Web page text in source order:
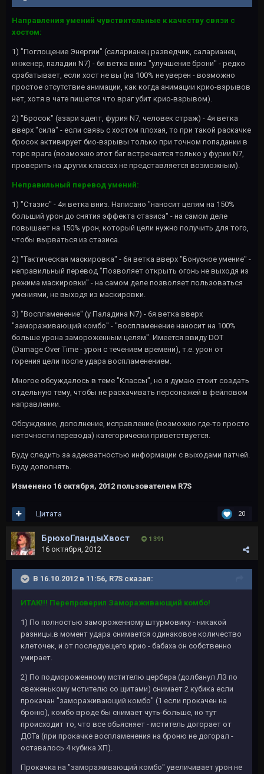
Направления умений чувствительные к качеству связи с
хостом:
1) "Поглощение Энергии" (саларианец разведчик, саларианец
инженер, паладин N7) - 6я ветка вниз "улучшение брони" - редко
срабатывает, если хост не вы (на 100% не уверен - возможно
простое отсутствие анимации, как когда анимации крио-взрывов
нет, хотя в чате пишется что враг убит крио-взрывом).
2) "Бросок" (азари адепт, фурия N7, человек страж) - 4я ветка
вверх "сила" - если связь с хостом плохая, то при такой раскачке
бросок активирует био-взрывы только при точном попадании в
торс врага (возможно этот баг встречается только у фурии N7,
проверить на других классах не представляется возможным).
Неправильный перевод умений:
1) "Стазис" - 4я ветка вниз. Написано "наносит целям на 150%
больший урон до снятия эффекта стазиса" - на самом деле
повышает на 150% урон, который цели нужно получить для того,
чтобы вырваться из стазиса.
2) "Тактическая маскировка" - 6я ветка вверх "Бонусное умение" -
неправильный перевод "Позволяет открыть огонь не выходя из
режима маскировки" - на самом деле позволяет пользоваться
умениями, не выходя из маскировки.
3) "Воспламенение" (у Паладина N7) - 6я ветка вверх
"замораживающий комбо" - "воспламенение наносит на 100%
больше урона замороженным целям". Имеется ввиду DOT
(Damage Over Time - урон с течением времени), т.е. урон от
горения цели после удара воспламенением.
Многое обсуждалось в теме "Классы", но я думаю стоит создать
отдельную тему, чтобы не раскачивать персонажей в фейловом
направлении.
Обсуждение, дополнение, исправление (возможно где-то просто
неточности перевода) категорически приветствуется.
Буду следить за адекватностью информации с выходами патчей.
Буду дополнять.
Изменено 16 октября, 2012 пользователем R7S
20
Цитата
БрюхоГландыХвост 1 391
16 октября, 2012
В 16.10.2012 в 11:56, R7S сказал:
ИТАК!!! Перепроверил Замораживающий комбо!
1) По полностью замороженному штурмовику - никакой
разницы.в момент удара снимается одинаковое количество
клеточек, и от последуещего крио - бабаха он собственно
умирает.
2) По подмороженному мстителю цербера (долбанул ЛЗ по
свеженькому мстителю со щитами) снимает 2 кубика если
прокачан "замораживающий комбо" (1 если прокачен на
броню), комбо вроде бы снимает чуть-больше, но тут
происходит то, что все обьясняет - мститель догорает от
ДОТа (при прокачке воспламенения на броню не догорал -
оставалось 4 кубика ХП).
Прокачка на "замораживающий комбо" увеличивает урон не